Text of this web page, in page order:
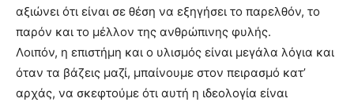
αξιώνει ότι είναι σε θέση να εξηγήσει το παρελθόν, το
παρόν και το μέλλον της ανθρώπινης φυλής.
Λοιπόν, η επιστήμη και ο υλισμός είναι μεγάλα λόγια και
όταν τα βάζεις μαζί, μπαίνουμε στον πειρασμό κατ’
αρχάς, να σκεφτούμε ότι αυτή η ιδεολογία είναι